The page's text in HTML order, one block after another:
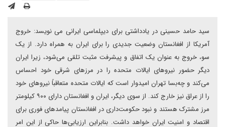
سید حامد حسینی در یادداشتی برای دیپلماسی ایرانی می نویسد: خروج
آمریکا از افغانستان وضعیت جدیدی را برای ایران به همراه دارد. از یک
سو، خروج به عنوان یک اتفاق و پیشرفت مثبت تلقی می‌شود، زیرا ایران
دیگر حضور نیروهای ایالات متحده را در مرزهای شرقی خود احساس
می‌کند و چه‌بسا تهران امیدوار است که ایالات متحده متعاقباً نیروهای خود
را از عراق نیز خارج کند. از سوی دیگر، ایران و افغانستان دارای ۹۰۰ کیلومتر
مرز مشترک هستند و نبود حکومت‌داری در افغانستان پیامدهای فوری برای
اقتصاد و امنیت ایران خواهد داشت. بنابراین ارزیابی‌ها حاکی از این امر